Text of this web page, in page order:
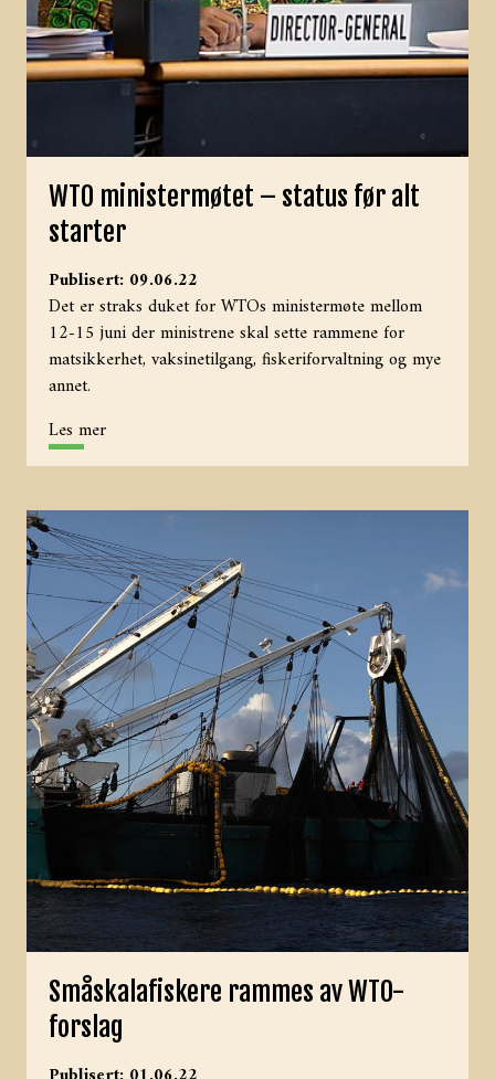
WTO ministermøtet – status før alt
starter
Publisert: 09.06.22
Det er straks duket for WTOs ministermøte mellom
12-15 juni der ministrene skal sette rammene for
matsikkerhet, vaksinetilgang, fiskeriforvaltning og mye
annet.
Les mer
Småskalafiskere rammes av WTO-
forslag